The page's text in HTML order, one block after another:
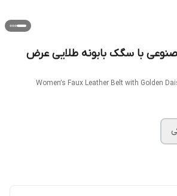
با سگک بابونه طلایی عرض
Women’s Faux Leather Belt with Golden